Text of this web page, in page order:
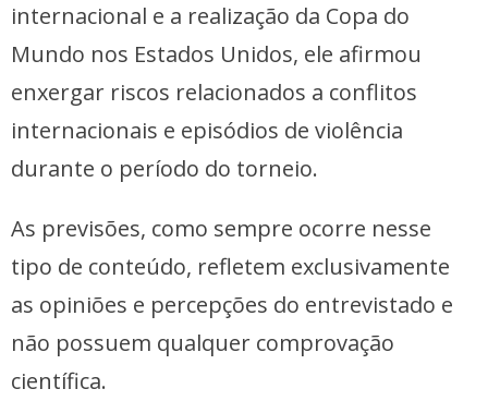
internacional e a realização da Copa do
Mundo nos Estados Unidos, ele afirmou
enxergar riscos relacionados a conflitos
internacionais e episódios de violência
durante o período do torneio.
As previsões, como sempre ocorre nesse
tipo de conteúdo, refletem exclusivamente
as opiniões e percepções do entrevistado e
não possuem qualquer comprovação
científica.